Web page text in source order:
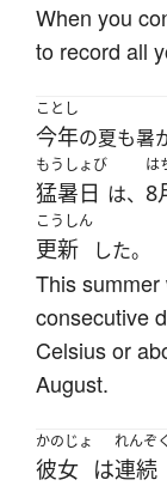
When you
to record all
ことし
今年の夏も暑
もうしょび
猛暑日 は、
は
8
こうしん
更新 した。
This
consecutive
Celsius or
August.
かのじょ
彼女 は
れんぞく
連続